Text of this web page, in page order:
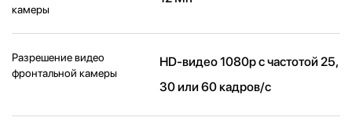
камеры
Разрешение видео
фронтальной камеры
HD-видео 1080p с частотой 25,
30 или 60 кадров/ с